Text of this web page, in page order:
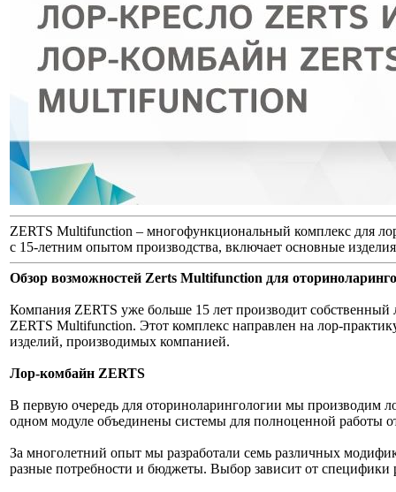
ZERTS Multifunction – многофункциональный комплекс для
с 15-летним опытом производства, включает основные
Обзор возможностей Zerts Multifunction для
Компания ZERTS уже больше 15 лет производит
ZERTS Multifunction. Этот комплекс направлен на лор-
изделий, производимых компанией.
Лор-комбайн ZERTS
В первую очередь для оториноларингологии мы производим
одном модуле объединены системы для полноценной работы
За многолетний опыт мы разработали семь различных
разные потребности и бюджеты. Выбор зависит от